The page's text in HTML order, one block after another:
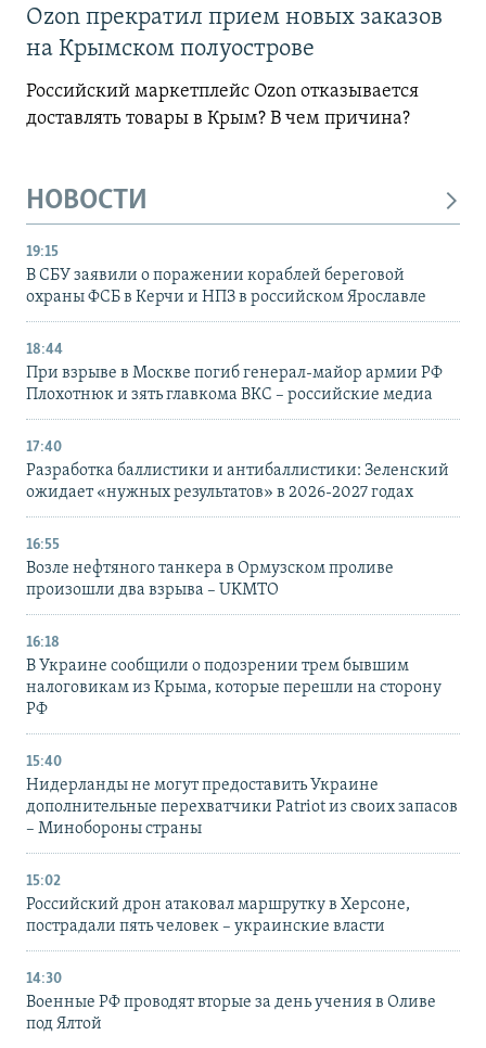
Ozon прекратил прием новых заказов
на Крымском полуострове
Российский маркетплейс Ozon отказывается
доставлять товары в Крым? В чем причина?
НОВОСТИ
19:15
В СБУ заявили о поражении кораблей береговой
охраны ФСБ в Керчи и НПЗ в российском Ярославле
18:44
При взрыве в Москве погиб генерал-майор армии РФ
Плохотнюк и зять главкома ВКС – российские медиа
17:40
Разработка баллистики и антибаллистики: Зеленский
ожидает «нужных результатов» в 2026-2027 годах
16:55
Возле нефтяного танкера в Ормузском проливе
произошли два взрыва – UKMTO
16:18
В Украине сообщили о подозрении трем бывшим
налоговикам из Крыма, которые перешли на сторону
РФ
15:40
Нидерланды не могут предоставить Украине
дополнительные перехватчики Patriot из своих запасов
– Минобороны страны
15:02
Российский дрон атаковал маршрутку в Херсоне,
пострадали пять человек – украинские власти
14:30
Военные РФ проводят вторые за день учения в Оливе
под Ялтой